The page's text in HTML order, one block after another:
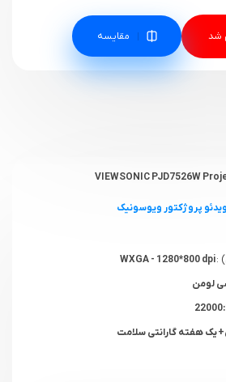
مقایسه
ویدئو پروژکتور ویوسونیک
: